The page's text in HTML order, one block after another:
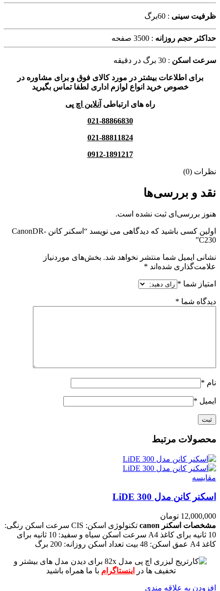
ظرفیت سینی : 60برگ
حداکثر حجم روزانه : 3500 صفحه
سرعت اسکن : 30 برگ در دقیقه
برای اطلاعات بیشتر در مورد کالای فوق و برای مشاوره در
خصوص خرید انواع لوازم اداری لطفا تماس بگیرید
راه های ارتباطی آنلاین اچ پی
021-88866830
021-88811824
0912-1891217
نظرات (0)
نقد و بررسی‌ها
هنوز بررسی‌ای ثبت نشده است.
اولین کسی باشید که دیدگاهی می نویسد “اسکنر کانن CanonDR-
C230”
نشانی ایمیل شما منتشر نخواهد شد. بخش‌های موردنیاز
علامت‌گذاری شده‌اند *
امتیاز شما *
دیدگاه شما *
نام *
ایمیل *
محصولات مرتبط
مقايسه
اسکنر کانن مدل LiDE 300
12,000,000 تومان
مشخصات اسکنر canon
تکنولوژی اسکن: CIS
سرعت اسکن رنگی:
10 ثانیه برای کاغذ A4
سرعت اسکن سیاه و سفید: 10 ثانیه برای
کاغذ A4
عمق اسکن: 48 بیت تعداد اسکن روزانه: 200 برگ
برای دیدن مدل های بیشتر و
تخفیف ها در
اینستاگرام با ما همراه باشید
افزودن به علاقه مندی